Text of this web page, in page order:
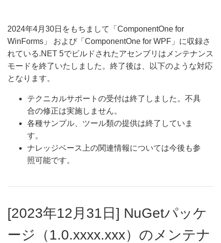
2024年4月30日をもちまして「ComponentOne for
WinForms」 および「ComponentOne for WPF」に収録さ
れている.NET 5でビルドされたアセンブリはメンテナンス
モードを終了いたしました。終了後は、以下のような対応
となります。​
テクニカルサポートの受付は終了しました。不具
合の修正は実施しません。
各種サンプル、ツール類の提供は終了していま
す。
ナレッジベース上の関連情報については今後も参
照可能です。
[2023年12月31日] NuGetパッケ
ージ（1.0.xxxx.xxx）のメンテナ